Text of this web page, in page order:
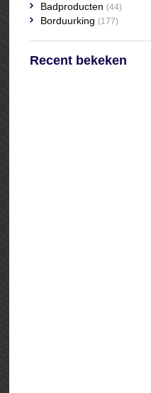
Badproducten (44)
Borduurking (177)
Recent bekeken